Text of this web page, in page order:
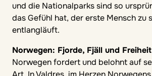
und die Nationalparks sind so
das Gefühl hat, der erste Mensch zu
entlangläuft.
Norwegen: Fjorde, Fjäll und Freiheit
Norwegen fordert und belohnt auf